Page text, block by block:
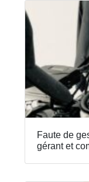
Faute de
gérant et